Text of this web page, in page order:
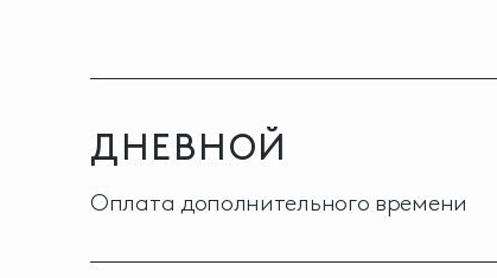
ДНЕВНОЙ
Оплата дополнительного времени